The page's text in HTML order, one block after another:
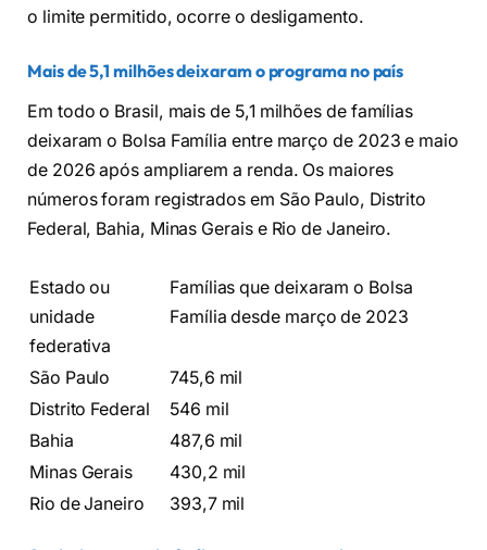
o limite permitido, ocorre o desligamento.
Mais de 5,1 milhões deixaram o programa no país
Em todo o Brasil, mais de 5,1 milhões de famílias
deixaram o Bolsa Família entre março de 2023 e maio
de 2026 após ampliarem a renda. Os maiores
números foram registrados em São Paulo, Distrito
Federal, Bahia, Minas Gerais e Rio de Janeiro.
Estado ou
unidade
federativa
Famílias que deixaram o Bolsa
Família desde março de 2023
São Paulo
745,6 mil
Distrito Federal
546 mil
Bahia
487,6 mil
Minas Gerais
430,2 mil
Rio de Janeiro
393,7 mil